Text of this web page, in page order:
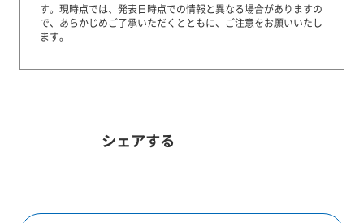
す。 現時点では、発表日時点での情報と異なる場合がありますの
で、あらかじめご了承いただくとともに、ご注意をお願いいたし
ます。
シェアする